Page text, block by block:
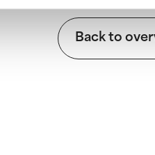
Back to